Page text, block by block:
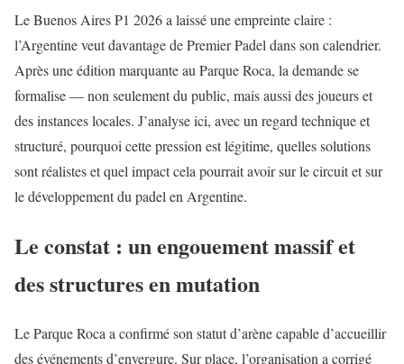
Le Buenos Aires P1 2026 a laissé une empreinte claire :
l’Argentine veut davantage de Premier Padel dans son calendrier.
Après une édition marquante au Parque Roca, la demande se
formalise — non seulement du public, mais aussi des joueurs et
des instances locales. J’analyse ici, avec un regard technique et
structuré, pourquoi cette pression est légitime, quelles solutions
sont réalistes et quel impact cela pourrait avoir sur le circuit et sur
le développement du padel en Argentine.
Le constat : un engouement massif et
des structures en mutation
Le Parque Roca a confirmé son statut d’arène capable d’accueillir
des événements d’envergure. Sur place, l’organisation a corrigé